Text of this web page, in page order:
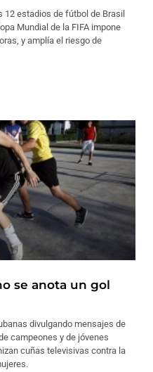
12 estadios de fútbol de Brasil
Mundial de la FIFA impone
y amplía el riesgo de
se anota un gol
divulgando mensajes de
campeones y de jóvenes
cuñas televisivas contra la